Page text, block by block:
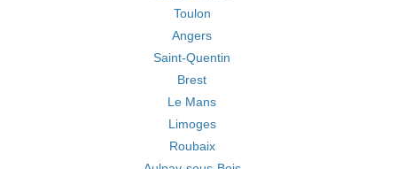
Toulon
Angers
Saint-Quentin
Brest
Le Mans
Limoges
Roubaix